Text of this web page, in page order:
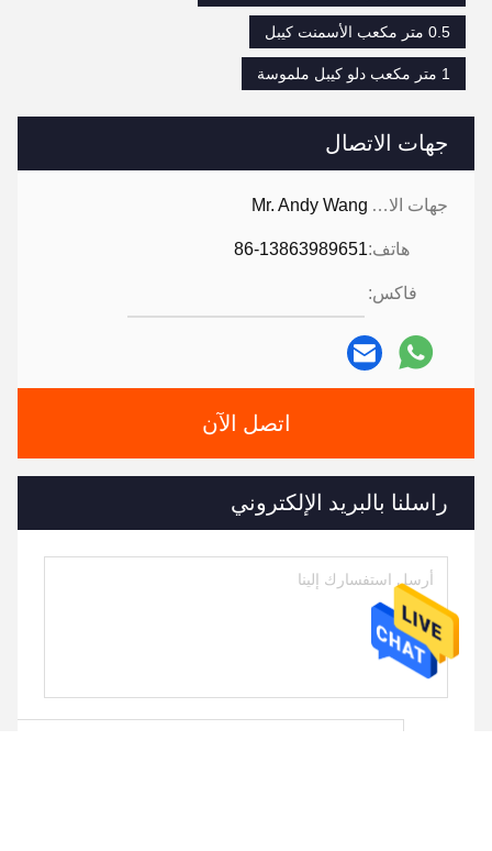
جهات الاتصال
جهات الاتصال: Mr. Andy Wang
هاتف:86-13863989651
فاكس:
اتصل الآن
راسلنا بالبريد الإلكتروني
0.5 متر مكعب الأسمنت كيبل
1 متر مكعب دلو كيبل ملموسة